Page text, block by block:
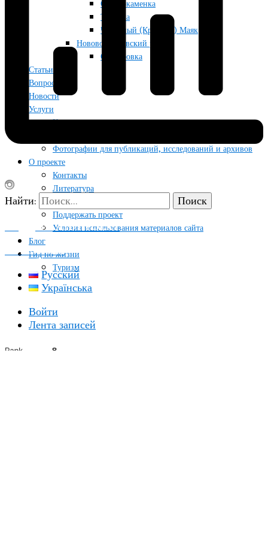
Отрадокаменка
Тягинка
Червоный (Красный) Маяк
Нововоронцовский район
Осокоровка
Статьи
Вопрос/ответ
Новости
Услуги
Краеведческие исследования, исторические справки и
Фотографии для публикаций, исследований и архивов
О проекте
Контакты
Литература
Об авторе
Поддержать проект
Условия использования материалов сайта
Блог
Гид по жизни
Туризм
Найти:
ПОДДЕРЖАТЬ ПРОЕКТ
КОНТАКТЫ
Русский
Українська
Войти
Лента записей